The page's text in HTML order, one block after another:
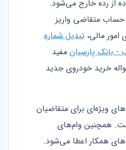
از رده خارج می‌شود.
حساب متقاضی واریز
مالی، تبدیل شماره
- بانک پارسیان مفید
خرید خودروی جدید
ویژه‌ای برای متقاضیان
همچنین وام‌های
همکار اعطا می‌شود.